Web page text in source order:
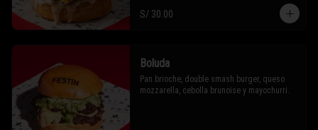
S/ 30.00
Boluda
Pan brioche, double smash burger, queso
mozzarella, cebolla brunoise y mayochurri.